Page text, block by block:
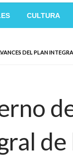
CULTURA
DEL PLAN
de